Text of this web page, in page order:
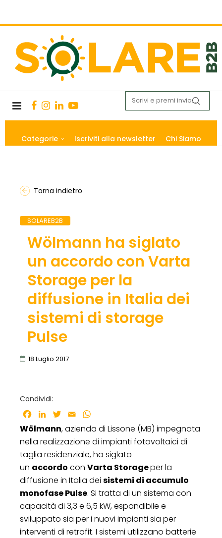
Categorie Iscriviti alla newsletter Chi Siamo
Torna indietro
SOLAREB2B
Wölmann ha siglato
un accordo con Varta
Storage per la
diffusione in Italia dei
sistemi di storage
Pulse
18 Luglio 2017
Condividi:
Facebook
LinkedInTwitter
Email
Wölmann, azienda di Lissone (MB) impegnata
nella realizzazione di impianti fotovoltaici di
taglia residenziale, ha siglato
un accordo con Varta Storageper la
diffusione in Italia dei sistemi di accumulo
monofase Pulse. Si tratta di un sistema con
capacità di 3,3 e 6,5 kW, espandibile e
sviluppato sia per i nuovi impianti sia per
interventi di retrofit. I sistemi utilizzano batterie